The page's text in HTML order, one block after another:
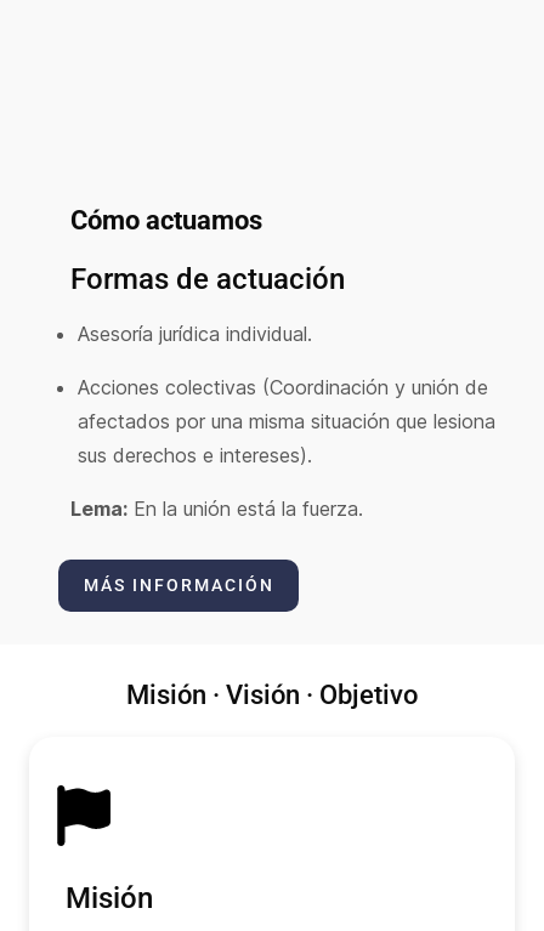
Cómo actuamos
Formas de actuación
Asesoría jurídica individual.
Acciones colectivas (Coordinación y unión de
afectados por una misma situación que lesiona
sus derechos e intereses).
Lema:En la unión está la fuerza.
MÁS INFORMACIÓN
Misión · Visión · Objetivo
Misión